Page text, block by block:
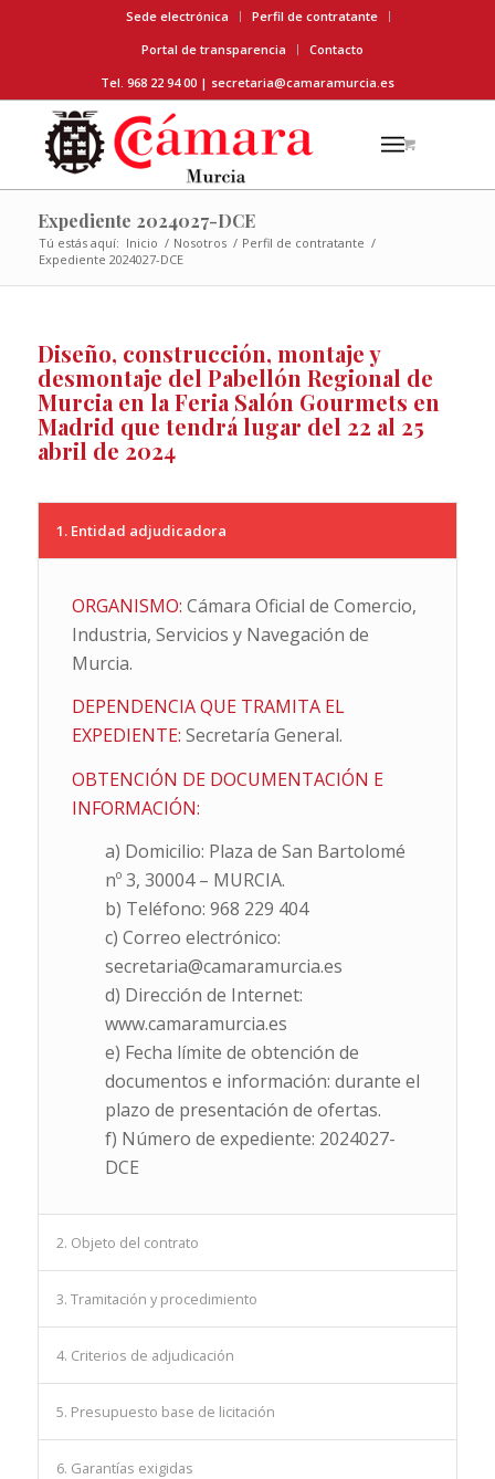
Sede electrónica
Perfil de contratante
Portal de transparencia
Contacto
Tel. 968 22 94 00 | secretaria@camaramurcia.es
Expediente 2024027-DCE
Tú estás aquí: Inicio / Nosotros / Perfil de contratante /
Expediente 2024027-DCE
Diseño, construcción, montaje y
desmontaje del Pabellón Regional de
Murcia en la Feria Salón Gourmets en
Madrid que tendrá lugar del 22 al 25
abril de 2024
1. Entidad adjudicadora
ORGANISMO: Cámara Oficial de Comercio,
Industria, Servicios y Navegación de
Murcia.
DEPENDENCIA QUE TRAMITA EL
EXPEDIENTE: Secretaría General.
OBTENCIÓN DE DOCUMENTACIÓN E
INFORMACIÓN:
a) Domicilio: Plaza de San Bartolomé
nº 3, 30004 – MURCIA.
b) Teléfono: 968 229 404
c) Correo electrónico:
secretaria@camaramurcia.es
d) Dirección de Internet:
www.camaramurcia.es
e) Fecha límite de obtención de
documentos e información: durante el
plazo de presentación de ofertas.
f) Número de expediente: 2024027-
DCE
2. Objeto del contrato
3. Tramitación y procedimiento
4. Criterios de adjudicación
5. Presupuesto base de licitación
6. Garantías exigidas